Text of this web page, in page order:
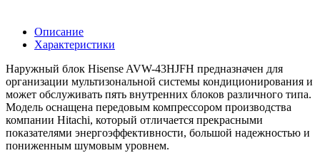
Описание
Характеристики
Наружный блок Hisense AVW-43HJFH предназначен для
организации мультизональной системы кондиционирования и
может обслуживать пять внутренних блоков различного типа.
Модель оснащена передовым компрессором производства
компании Hitachi, который отличается прекрасными
показателями энергоэффективности, большой надежностью и
пониженным шумовым уровнем.